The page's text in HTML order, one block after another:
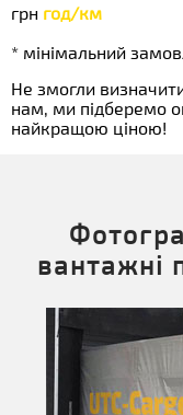
грн год/км
* мінімальний
Не змогли
нам, ми підберемо
найкращою ціною!
вантажні